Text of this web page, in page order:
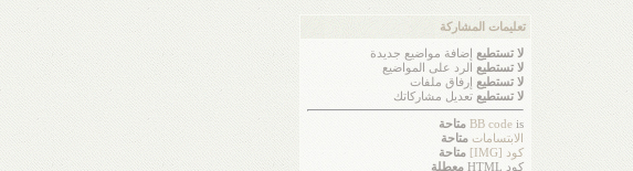
تعليمات المشاركة
لا تستطيع
إضافة مواضيع جديدة
لا تستطيع
الرد على المواضيع
لا تستطيع
إرفاق ملفات
لا تستطيع تعديل مشاركاتك
BB codeis
متاحة
الابتسامات متاحة
كود [IMG]
متاحة
كود HTML
معطلة